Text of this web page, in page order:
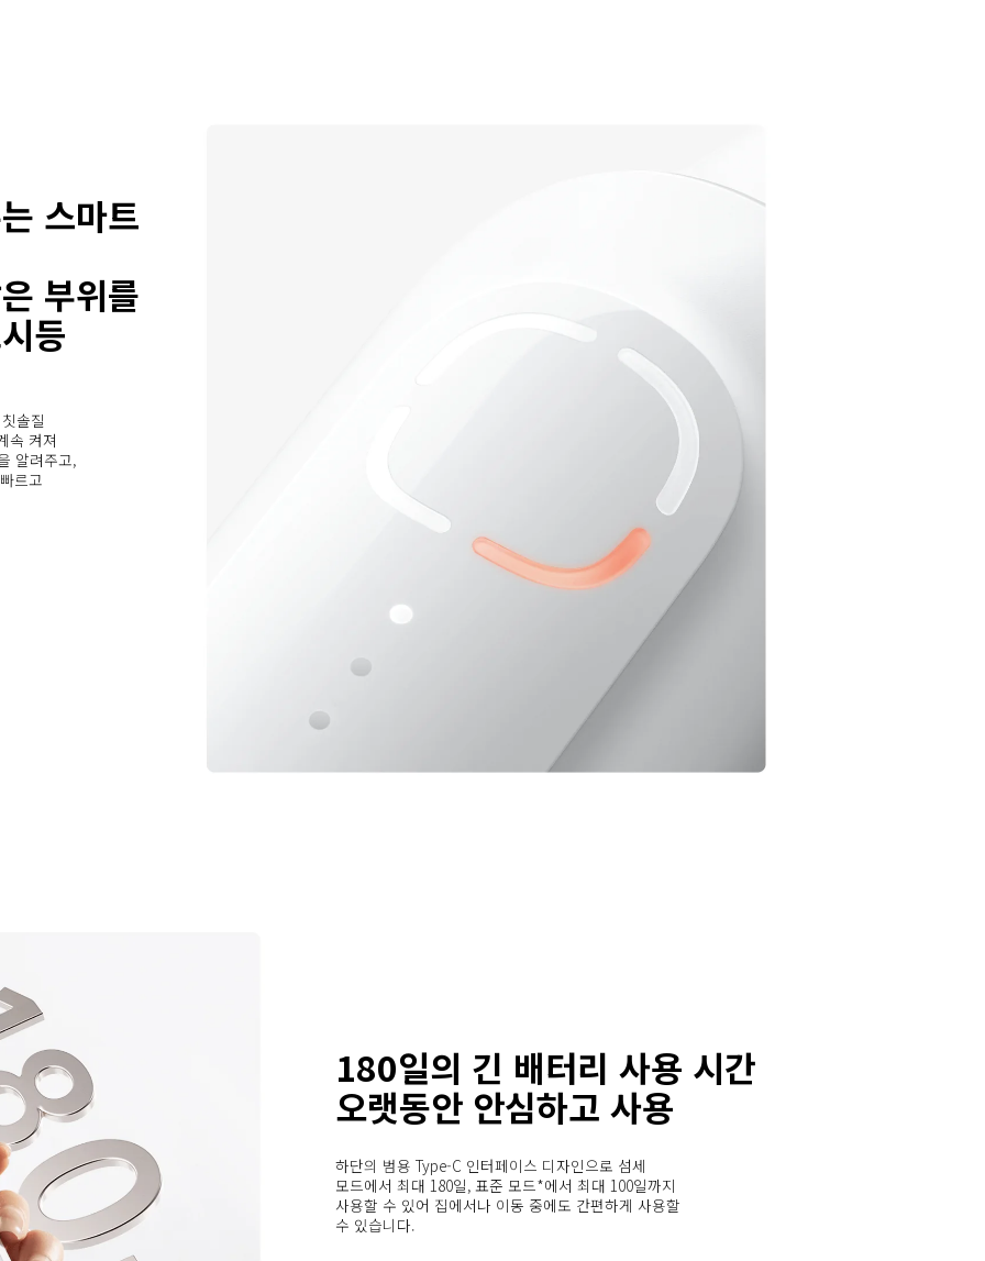
스마트
부위를
등
솔질
속 켜져
알려주고,
르고
180일의 긴 배터리 사용 시간
오랫동안 안심하고 사용
하단의 범용 Type-C 인터페이스 디자인으로 섬세
모드에서 최대 180일, 표준 모드*에서 최대 100일까지
사용할 수 있어 집에서나 이동 중에도 간편하게 사용할
수 있습니다.